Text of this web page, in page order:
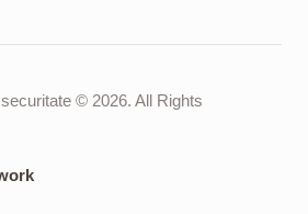
© 2026. All Rights